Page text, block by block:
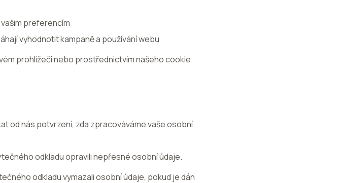
preferencím
vyhodnotit kampaně a používání webu
prohlížeči nebo prostřednictvím našeho cookie
od nás potvrzení, zda zpracováváme vaše osobní
odkladu opravili nepřesné osobní údaje.
odkladu vymazali osobní údaje, pokud je dán